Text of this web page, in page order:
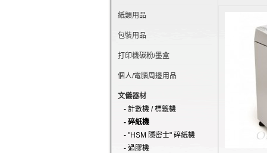
紙類用品
包裝用品
打印機碳粉/墨盒
個人/電腦周邊用品
文儀器材
- 計數機 / 標籤機
- 碎紙機
- "HSM 隱密士" 碎紙機
- 過膠機